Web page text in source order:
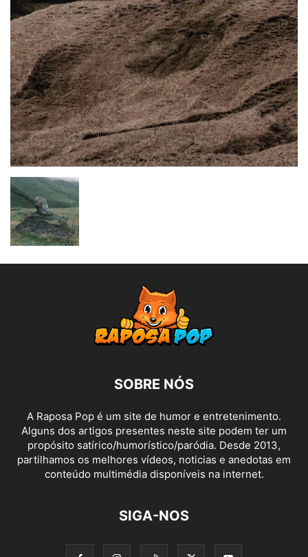
SOBRE NÓS
A Raposa Pop é um site de humor e entretenimento.
Alguns dos artigos presentes neste site podem ter um
propósito satírico/humorístico/paródia. Desde 2013,
partilhamos os melhores vídeos, noticias e anedotas em
conteúdo multimédia disponíveis na internet.
SIGA-NOS